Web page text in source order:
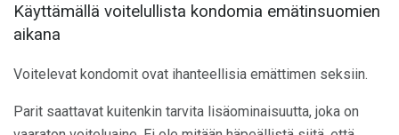
Käyttämällä voitelullista kondomia emätinsuomien
aikana
Voitelevat kondomit ovat ihanteellisia emättimen seksiin.
Parit saattavat kuitenkin tarvita lisäominaisuutta, joka on